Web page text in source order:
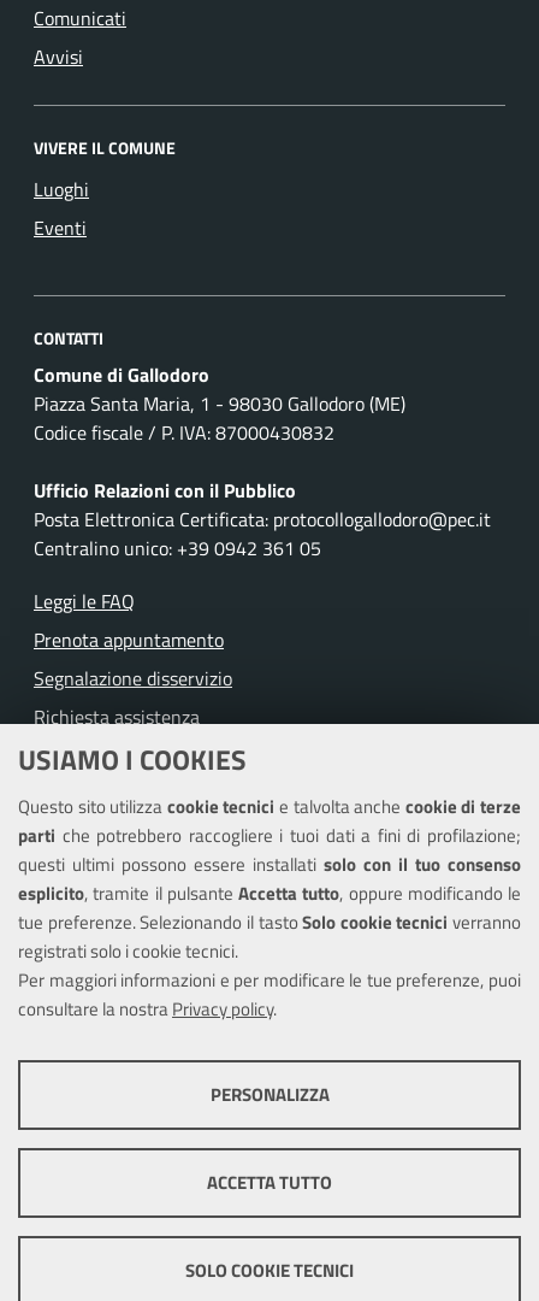
USIAMO I COOKIES
Questo sito utilizzacookie tecnicie talvolta anche cookie di terze
parti che potrebbero raccogliere i tuoi dati a fini di profilazione;
questi ultimi possono essere installati solo con il tuo consenso
esplicito, tramite il pulsante Accetta tutto, oppure modificando le
tue preferenze. Selezionando il tastoSolo cookie tecnici verranno
registrati solo i cookie tecnici.
Per maggiori informazioni e per modificare le tue preferenze, puoi
consultare la nostraPrivacy policy.
ottimale per ogni utente. Essi non raccolgono i tuoi dati e le tue
informazioni di navigazione per scopi di marketing e profilazione, e
pertanto possono essere utilizzati senza bisogno di acquisire il tuo
PERSONALIZZA
ACCETTA TUTTO
SOLO COOKIE TECNICI
Comunicati
Avvisi
VIVERE IL COMUNE
Luoghi
Eventi
CONTATTI
Comune di Gallodoro
Piazza Santa Maria, 1 - 98030 Gallodoro (ME)
Codice fiscale / P. IVA: 87000430832
Ufficio Relazioni con il Pubblico
Posta Elettronica Certificata: protocollogallodoro@pec.it
Centralino unico: +39 0942 361 05
Leggi le FAQ
Prenota appuntamento
Segnalazione disservizio
Richiesta assistenza
Amministrazione trasparente
Informativa privacy
Note legali
Piano di miglioramento del sito
Piano di miglioramento dei servizi
Dichiarazione di accessibilità
Mappa del sito Cookie policy
Sito